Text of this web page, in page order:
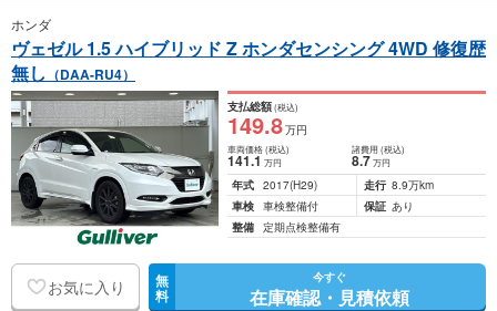
ホンダ
ヴェゼル 1.5 ハイブリッド Z ホンダセンシング 4WD 修復歴
無し （DAA-RU4）
支払総額(税込)
149.8万円
車両価格(税込)
141.1万円
諸費用 (税込)
8.7 万円
年式 2017(H29) 走行 8.9万km
車検 車検整備付 保証 あり
整備 定期点検整備有
お気に入り 無
料
今すぐ
在庫確認・見積依頼